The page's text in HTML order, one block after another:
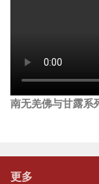
南无羌佛与甘露
更多